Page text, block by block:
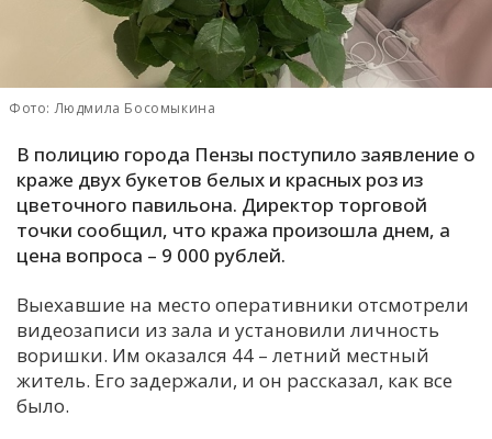
Е
И
М
Н
У
Ч
Фото: Людмила Босомыкина
В полицию города Пензы поступило заявление о
краже двух букетов белых и красных роз из
цветочного павильона. Директор торговой
точки сообщил, что кража произошла днем, а
цена вопроса – 9 000 рублей.
Выехавшие на место оперативники отсмотрели
видеозаписи из зала и установили личность
воришки. Им оказался 44 – летний местный
житель. Его задержали, и он рассказал, как все
было.